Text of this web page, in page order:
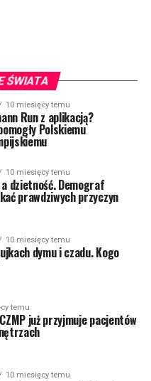
ŚWIATA
10 miesięcy temu
Run z aplikacją?
Polskiemu
10 miesięcy temu
dzietność. Demograf
prawdziwych przyczyn
10 miesięcy temu
dymu i czadu. Kogo
temu
już przyjmuje pacjentów
10 miesięcy temu